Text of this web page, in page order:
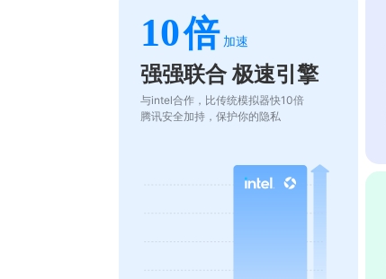
10倍 加速
强强联合 极速引擎
与intel合作，比传统模拟器快10倍
腾讯安全加持，保护你的隐私